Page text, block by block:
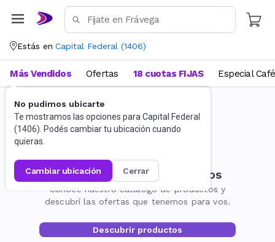
Estás en Capital Federal (1406)
No pudimos ubicarte
Te mostramos las opciones para Capital Federal
(1406). Podés cambiar tu ubicación cuando
quieras.
cambiar ubicación cerrar
Más Vendidos Ofertas 18 cuotas FIJAS Especial Café
No encontramos resultados
Conocé nuestro catálogo de productos y
descubrí las ofertas que tenemos para vos.
Descubrir productos